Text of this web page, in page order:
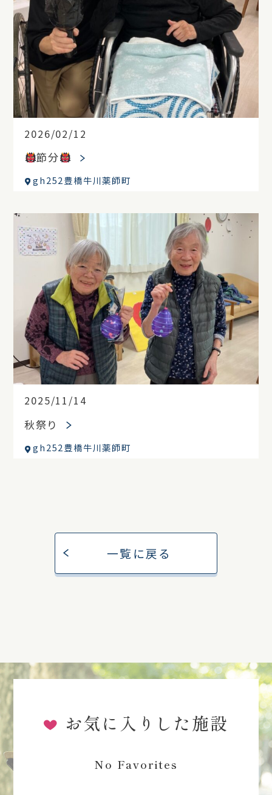
2026/02/12
節分
gh252豊橋牛川薬師町
2025/11/14
秋祭り
gh252豊橋牛川薬師町
一覧に戻る
お気に入りした施設
No Favorites